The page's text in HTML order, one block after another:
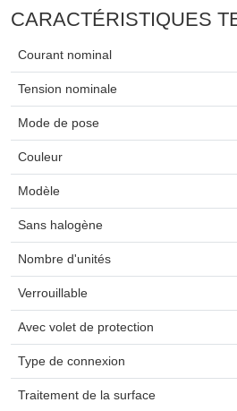
CARACTÉRISTIQUES
Courant nominal
Tension nominale
Mode de pose
Couleur
Modèle
Sans halogène
Nombre d'unités
Verrouillable
Avec volet de protection
Type de connexion
Traitement de la surface